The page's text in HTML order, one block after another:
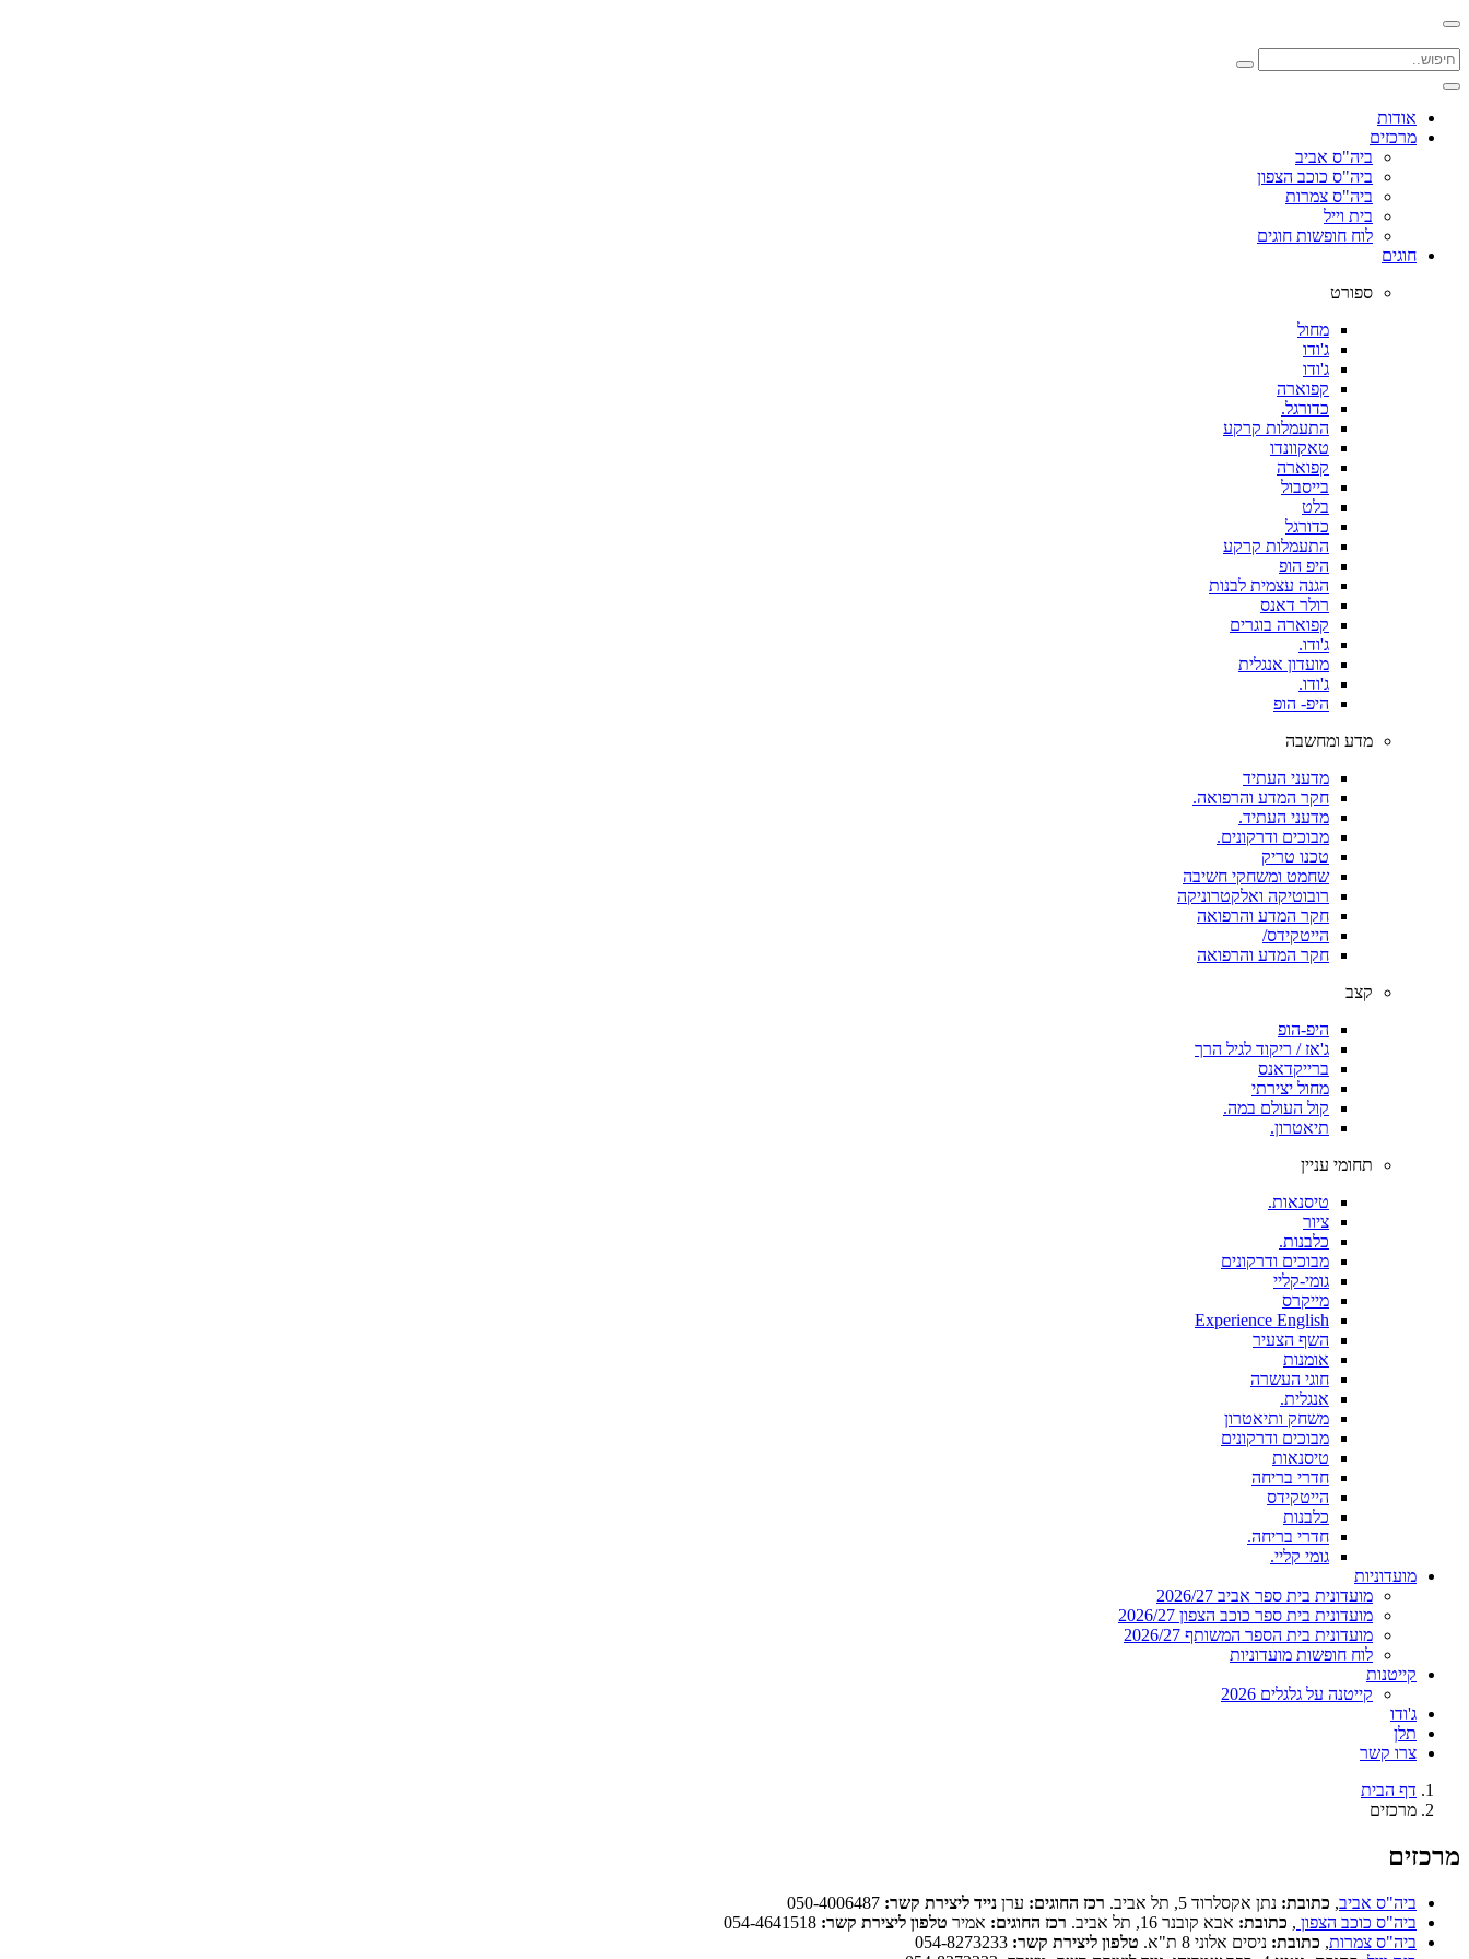
אודות
מרכזים
ביה"ס אביב
ביה"ס כוכב הצפון
ביה"ס צמרות
בית וייל
לוח חופשות חוגים
חוגים
ספורט
מחול
ג'ודו
ג'ודו
קפוארה
כדורגל.
התעמלות קרקע
טאקוונדו
קפוארה
בייסבול
בלט
כדורגל
התעמלות קרקע
היפ הופ
הגנה עצמית לבנות
רולר דאנס
קפוארה בוגרים
ג'ודו.
מועדון אנגלית
ג'ודו.
היפ- הופ
מדע ומחשבה
מדעני העתיד
חקר המדע והרפואה.
מדעני העתיד.
מבוכים ודרקונים.
טכנו טריק
שחמט ומשחקי חשיבה
רובוטיקה ואלקטרוניקה
חקר המדע והרפואה
הייטקידס/
חקר המדע והרפואה
קצב
היפ-הופ
ג'אז / ריקוד לגיל הרך
ברייקדאנס
מחול יצירתי
קול העולם במה.
תיאטרון.
תחומי עניין
טיסנאות.
ציור
כלבנות.
מבוכים ודרקונים
גומי-קליי
מייקרס
Experience English
השף הצעיר
אומנות
חוגי העשרה
אנגלית.
משחק ותיאטרון
מבוכים ודרקונים
טיסנאות
חדרי בריחה
הייטקידס
כלבנות
חדרי בריחה.
גומי קליי.
מועדוניות
מועדונית בית ספר אביב 2026/27
מועדונית בית ספר כוכב הצפון 2026/27
מועדונית בית הספר המשותף 2026/27
לוח חופשות מועדוניות
קייטנות
קייטנה על גלגלים 2026
ג'ודו
תלן
צרו קשר
דף הבית
מרכזים
מרכזים
ביה"ס אביב, כתובת: נתן אקסלרוד 5, תל אביב. רכז החוגים: ערן נייד ליצירת קשר:
ביה"ס כוכב הצפון , כתובת: אבא קובנר 16, תל אביב. רכז החוגים: אמיר טלפון ליצירת קשר:
ביה"ס צמרות, כתובת: ניסים אלוני 8 ת"א. טלפון ליצירת קשר: